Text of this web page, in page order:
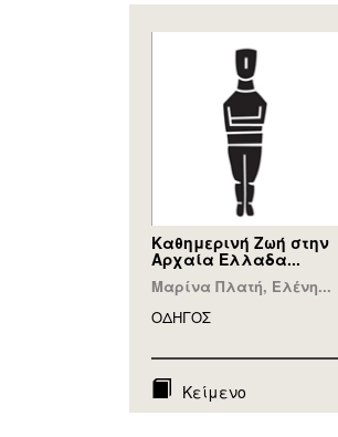
Καθημερινή Ζωή στην
Αρχαία Ελλαδα...
Μαρίνα Πλατή, Ελένη...
ΟΔΗΓΟΣ
Κείμενο